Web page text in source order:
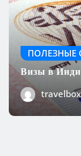
ПОЛЕЗНЫЕ
Визы в